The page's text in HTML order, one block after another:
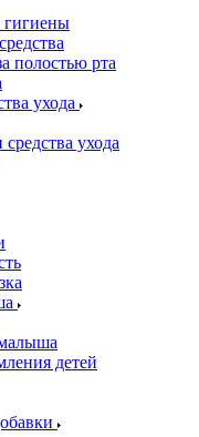
гигиены
полостью рта
ухода
ухода
детей